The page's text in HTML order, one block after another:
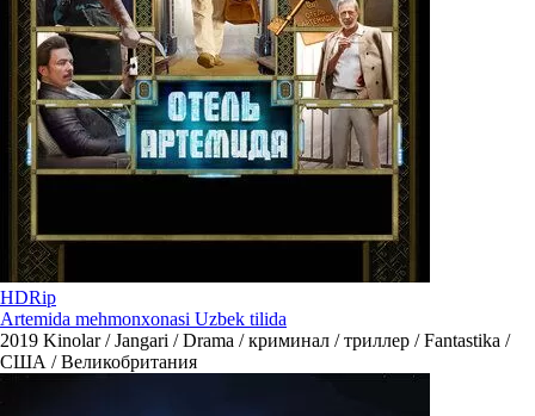
HDRip
Artemida mehmonxonasi Uzbek tilida
2019 Kinolar / Jangari / Drama / криминал / триллер / Fantastika /
США / Великобритания